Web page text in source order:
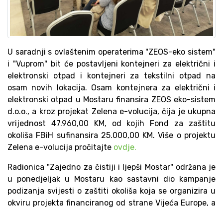
U saradnji s ovlaštenim operaterima "ZEOS-eko sistem"
i "Vuprom" bit će postavljeni kontejneri za električni i
elektronski otpad i kontejneri za tekstilni otpad na
osam novih lokacija. Osam kontejnera za električni i
elektronski otpad u Mostaru finansira ZEOS eko-sistem
d.o.o., a kroz projekat Zelena e-volucija, čija je ukupna
vrijednost 47.960,00 KM, od kojih Fond za zaštitu
okoliša FBiH sufinansira 25.000,00 KM. Više o projektu
Zelena e-volucija pročitajte ovdje.
Radionica "Zajedno za čistiji i ljepši Mostar" održana je
u ponedjeljak u Mostaru kao sastavni dio kampanje
podizanja svijesti o zaštiti okoliša koja se organizira u
okviru projekta financiranog od strane Vijeća Europe, a